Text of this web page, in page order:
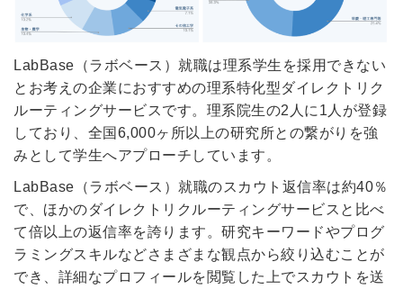
LabBase（ラボベース）就職は理系学生を採用できない
とお考えの企業におすすめの理系特化型ダイレクトリク
ルーティングサービスです。 理系院生の2人に1人が登録
しており、 全国6,000ヶ所以上の研究所との繋がり を強
みとして学生へアプローチしています。
LabBase（ラボベース）就職のスカウト返信率は約40％
で、ほかのダイレクトリクルーティングサービスと比べ
て倍以上の返信率を誇ります。研究キーワードやプログ
ラミングスキルなどさまざまな観点から絞り込むことが
でき、詳細なプロフィールを閲覧した上でスカウトを送